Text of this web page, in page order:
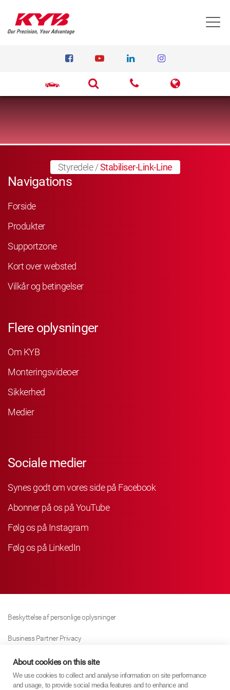
Styredele/Stabiliser-Link-Line
Navigations
Forside
Produkter
Supportzone
Kort over websted
Vilkår og betingelser
Flere oplysninger
Om KYB
Monteringsvideoer
Sikkerhed
Medier
Sociale medier
Synes godt om vores side på Facebook
Abonner på os på YouTube
Følg os på Instagram
Følg os på LinkedIn
Beskyttelse af personlige oplysninger
Business Partner Privacy
Cookie Politik
Modern Slavery Act Policy
About cookies on this site
We use cookies to collect and analyse information on site performance
and usage, to provide social media features and to enhance and